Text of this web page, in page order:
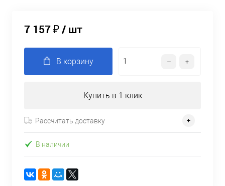
7 157 ₽/ шт
В корзину
Купить в 1 клик
Рассчитать доставку
В наличии